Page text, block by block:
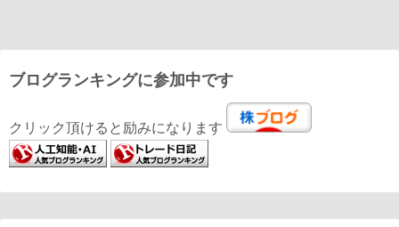
ブログランキングに参加中です
クリック頂けると励みになります